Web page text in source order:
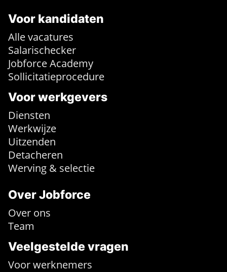
Voor kandidaten
Alle vacatures
Salarischecker
Jobforce Academy
Sollicitatieprocedure
Voor werkgevers
Diensten
Werkwijze
Uitzenden
Detacheren
Werving & selectie
Over Jobforce
Over ons
Team
Veelgestelde vragen
Voor werknemers